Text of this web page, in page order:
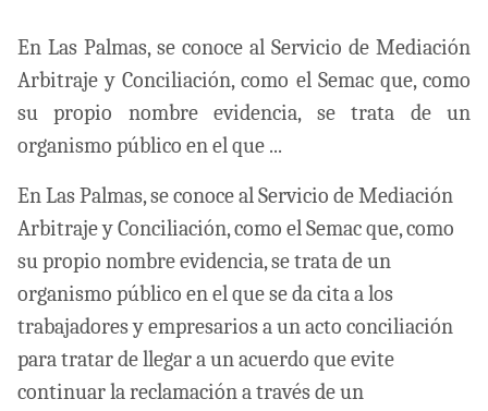
En Las Palmas, se conoce al Servicio de Mediación
Arbitraje y Conciliación, como el Semac que, como
su propio nombre evidencia, se trata de un
organismo público en el que ...
En Las Palmas, se conoce al Servicio de Mediación
Arbitraje y Conciliación, como el Semac que, como
su propio nombre evidencia, se trata de un
organismo público en el que se da cita a los
trabajadores y empresarios a un acto conciliación
para tratar de llegar a un acuerdo que evite
continuar la reclamación a través de un